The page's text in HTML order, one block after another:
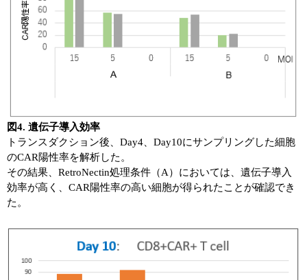
図4. 遺伝子導入効率
トランスダクション後、Day4、Day10にサンプリングした細胞
のCAR陽性率を解析した。
その結果、RetroNectin処理条件（A）においては、遺伝子導入
効率が高く、CAR陽性率の高い細胞が得られたことが確認でき
た。